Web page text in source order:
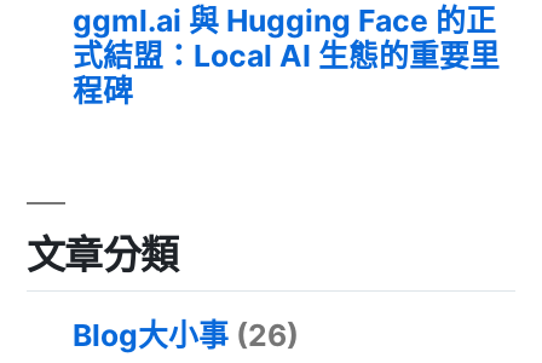
ggml.ai 與 Hugging Face 的正
式結盟：Local AI 生態的重要里
程碑
文章分類
Blog大小事 (26)